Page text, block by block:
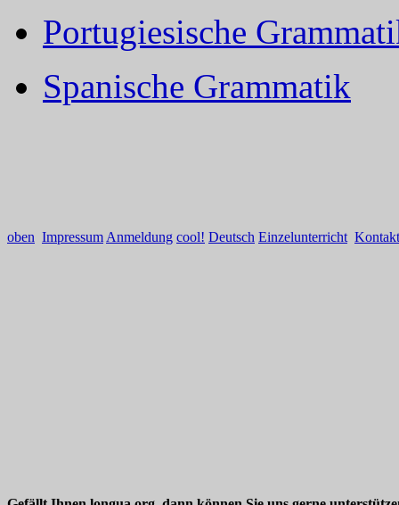
Portugiesische
Spanische Grammatik
oben Impressum Anmeldung cool! Deutsch Einzelunterricht Kontakt